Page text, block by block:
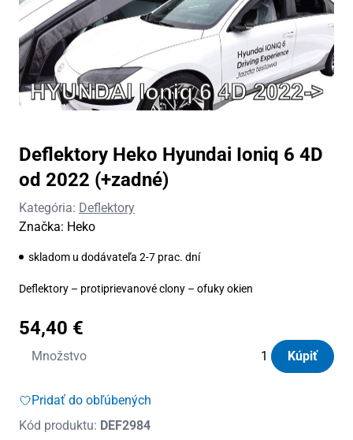
Deflektory Heko Hyundai Ioniq 6 4D
od 2022 (+zadné)
Kategória: Deflektory
Značka: Heko
skladom u dodávateľa 2-7 prac. dní
Deflektory – protiprievanové clony – ofuky okien
54,40 €
Množstvo
množstvo
Heko
Ioniq
Kúpiť
Pridať do obľúbených
Kód produktu: DEF2984